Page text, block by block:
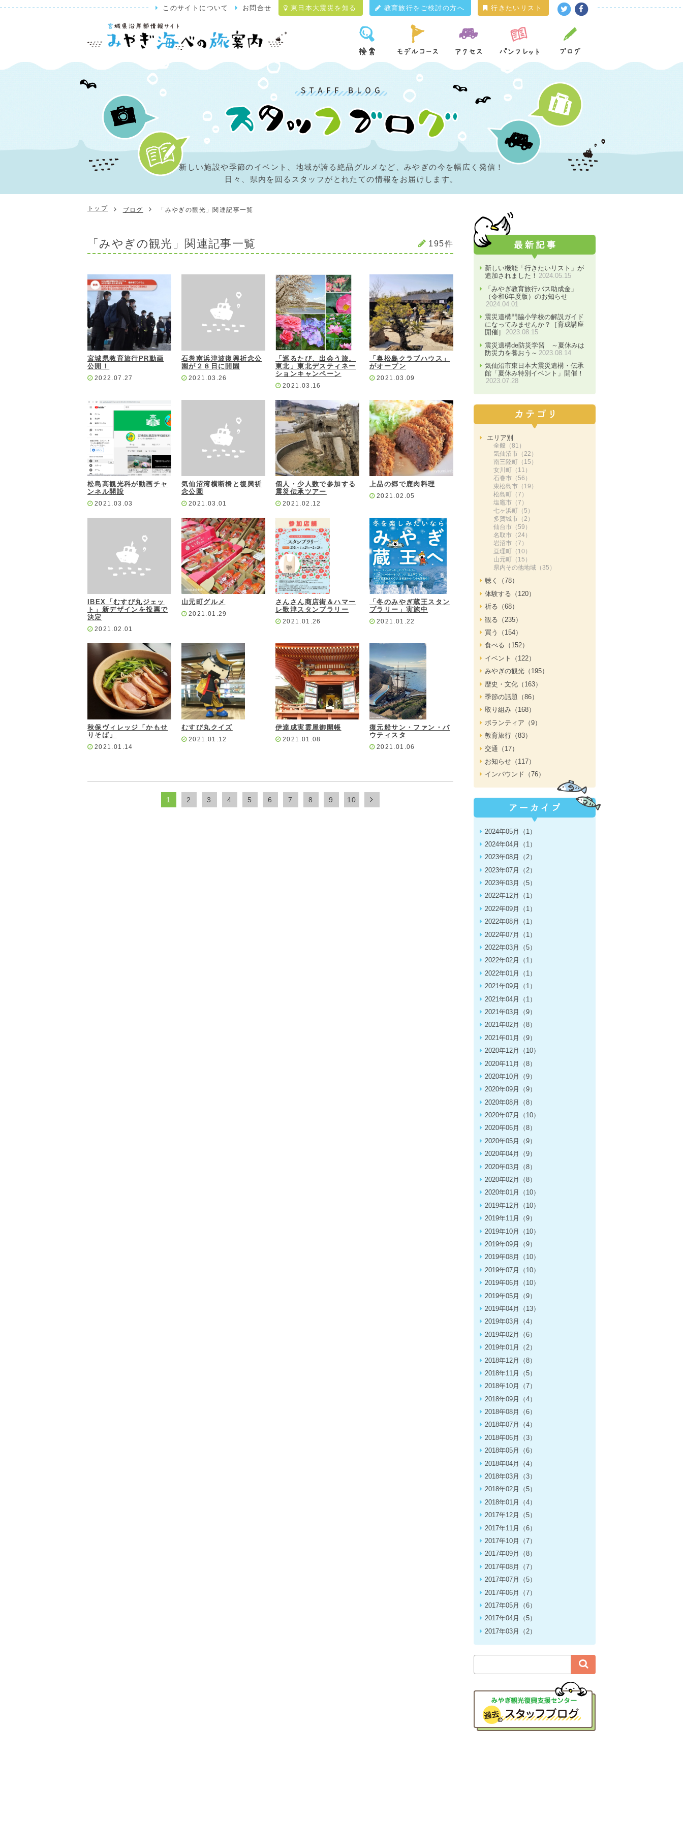
このサイトについて お問合せ 東日本大震災を知る 教育旅行をご検討の方へ 行きたいリスト
新しい施設や季節のイベント、地域が誇る絶品グルメなど、みやぎの今を幅広く発信！
日々、県内を回るスタッフがとれたての情報をお届けします。
トップ ブログ 「みやぎの観光」関連記事一覧
「みやぎの観光」関連記事一覧 195件
宮城県教育旅行PR動画
公開！
2022.07.27
石巻南浜津波復興祈念公
園が２８日に開園
2021.03.26
「巡るたび、出会う旅。
東北」東北デスティネー
ションキャンペーン
2021.03.16
「奥松島クラブハウス」
がオープン
2021.03.09
松島高観光科が動画チャ
ンネル開設
2021.03.03
気仙沼湾横断橋と復興祈
念公園
2021.03.01
個人・少人数で参加する
震災伝承ツアー
2021.02.12
上品の郷で鹿肉料理
2021.02.05
IBEX「むすび丸ジェッ
ト」新デザインを投票で
決定
2021.02.01
山元町グルメ
2021.01.29
さんさん商店街＆ハマー
レ歌津スタンプラリー
2021.01.26
「冬のみやぎ蔵王スタン
プラリー」実施中
2021.01.22
秋保ヴィレッジ「かもせ
りそば」
2021.01.14
むすび丸クイズ
2021.01.12
伊達成実霊屋御開帳
2021.01.08
復元船サン・ファン・バ
ウティスタ
2021.01.06
1 2 3 4 5 6 7 8 9 10
新しい機能「行きたいリスト」が
追加されました！ 2024.05.15
「みやぎ教育旅行バス助成金」
（令和6年度版）のお知らせ
2024.04.01
震災遺構門脇小学校の解説ガイド
になってみませんか？［育成講座
開催］
2023.08.15
震災遺構de防災学習 ～夏休みは
防災力を養おう～ 2023.08.14
気仙沼市東日本大震災遺構・伝承
館「夏休み特別イベント」開催！
2023.07.28
エリア別
全般（81）
気仙沼市（22）
南三陸町（15）
女川町（11）
石巻市（56）
東松島市（19）
松島町（7）
塩竈市（7）
七ヶ浜町（5）
多賀城市（2）
仙台市（59）
名取市（24）
岩沼市（7）
亘理町（10）
山元町（15）
県内その他地域（35）
聴く（78）
体験する（120）
祈る（68）
観る（235）
買う（154）
食べる（152）
イベント（122）
みやぎの観光（195）
歴史・文化（163）
季節の話題（86）
取り組み（168）
ボランティア（9）
教育旅行（83）
交通（17）
お知らせ（117）
インバウンド（76）
2024年05月（1）
2024年04月（1）
2023年08月（2）
2023年07月（2）
2023年03月（5）
2022年12月（1）
2022年09月（1）
2022年08月（1）
2022年07月（1）
2022年03月（5）
2022年02月（1）
2022年01月（1）
2021年09月（1）
2021年04月（1）
2021年03月（9）
2021年02月（8）
2021年01月（9）
2020年12月（10）
2020年11月（8）
2020年10月（9）
2020年09月（9）
2020年08月（8）
2020年07月（10）
2020年06月（8）
2020年05月（9）
2020年04月（9）
2020年03月（8）
2020年02月（8）
2020年01月（10）
2019年12月（10）
2019年11月（9）
2019年10月（10）
2019年09月（9）
2019年08月（10）
2019年07月（10）
2019年06月（10）
2019年05月（9）
2019年04月（13）
2019年03月（4）
2019年02月（6）
2019年01月（2）
2018年12月（8）
2018年11月（5）
2018年10月（7）
2018年09月（4）
2018年08月（6）
2018年07月（4）
2018年06月（3）
2018年05月（6）
2018年04月（4）
2018年03月（3）
2018年02月（5）
2018年01月（4）
2017年12月（5）
2017年11月（6）
2017年10月（7）
2017年09月（8）
2017年08月（7）
2017年07月（5）
2017年06月（7）
2017年05月（6）
2017年04月（5）
2017年03月（2）